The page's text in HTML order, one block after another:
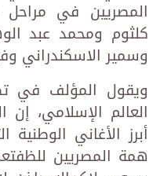
المصريين في
كلثوم ومحمد عبد
وسمير الاسكندراني
ويقول المؤلف في
العالم الإسلامي،
أبرز الأغاني
همة المصريين